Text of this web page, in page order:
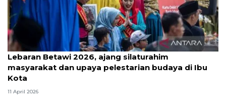
Lebaran Betawi 2026, ajang silaturahim
masyarakat dan upaya pelestarian budaya di Ibu
Kota
11 April 2026